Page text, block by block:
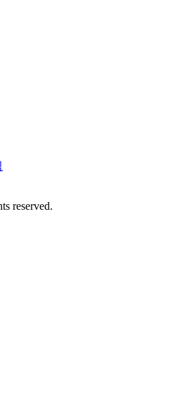
reserved.